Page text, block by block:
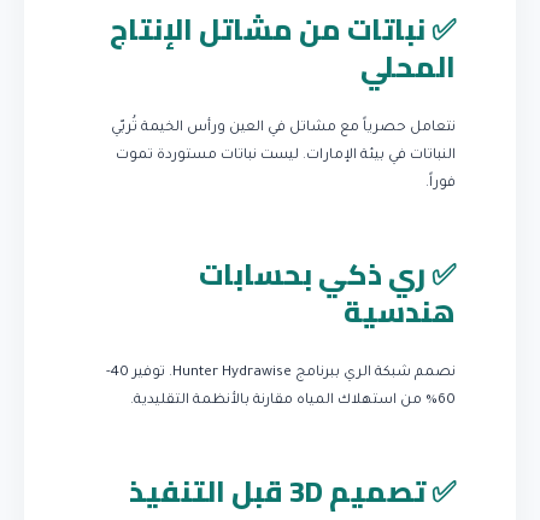
✅ نباتات من مشاتل الإنتاج
المحلي
نتعامل حصرياً مع مشاتل في العين ورأس الخيمة تُربّي
النباتات في بيئة الإمارات. ليست نباتات مستوردة تموت
فوراً.
✅ ري ذكي بحسابات
هندسية
نصمم شبكة الري ببرنامج Hunter Hydrawise. توفير 40-
60% من استهلاك المياه مقارنة بالأنظمة التقليدية.
✅ تصميم 3D قبل التنفيذ